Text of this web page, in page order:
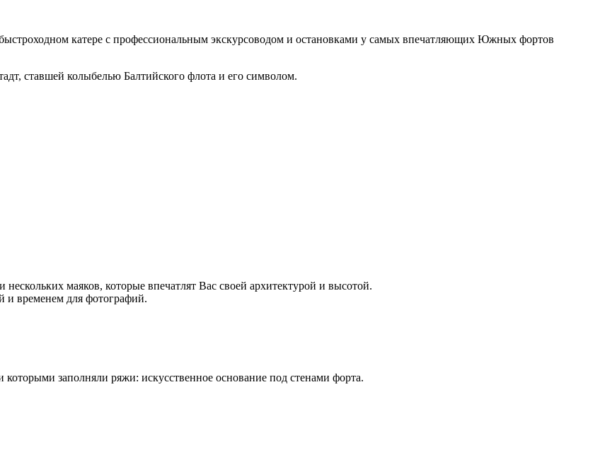
катере с профессиональным экскурсоводом и остановками у самых впечатляющих Южных фортов
ставшей колыбелью Балтийского флота и его символом.
маяков, которые впечатлят Вас своей архитектурой и высотой.
и временем для фотографий.
заполняли ряжи: искусственное основание под стенами форта.